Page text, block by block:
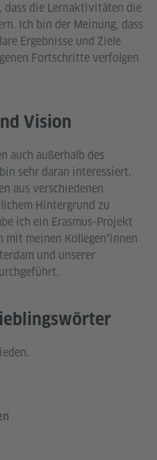
dass die Lernaktivitäten die
Ich bin der Meinung, dass
Ergebnisse und Ziele
Fortschritte verfolgen
Vision
auch außerhalb des
sehr daran interessiert,
aus verschiedenen
Hintergrund zu
ich ein Erasmus-Projekt
mit meinen Kollegen*innen
und unserer